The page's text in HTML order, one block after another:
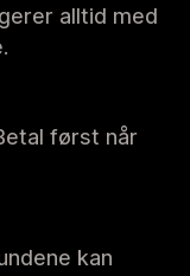
alltid med
først når
kan